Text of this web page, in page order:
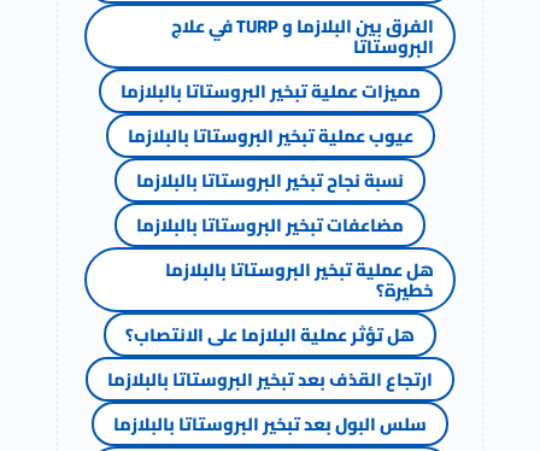
الفرق بين البلازما و TURP في علاج
البروستاتا
مميزات عملية تبخير البروستاتا بالبلازما
عيوب عملية تبخير البروستاتا بالبلازما
نسبة نجاح تبخير البروستاتا بالبلازما
مضاعفات تبخير البروستاتا بالبلازما
هل عملية تبخير البروستاتا بالبلازما
خطيرة؟
هل تؤثر عملية البلازما على الانتصاب؟
ارتجاع القذف بعد تبخير البروستاتا بالبلازما
سلس البول بعد تبخير البروستاتا بالبلازما